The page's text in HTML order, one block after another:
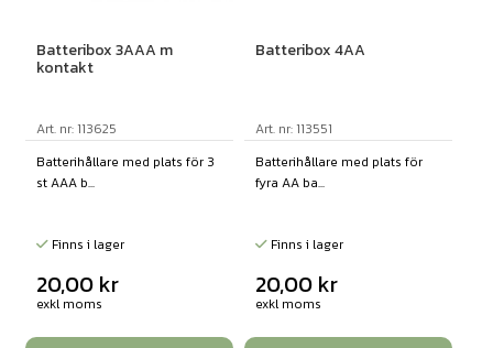
Batteribox 3AAA m
kontakt
Art. nr: 113625
Batterihållare med plats för 3
st AAA b...
Finns i lager
20,00 kr
exkl moms
Batteribox 4AA
Art. nr: 113551
Batterihållare med plats för
fyra AA ba...
Finns i lager
20,00 kr
exkl moms